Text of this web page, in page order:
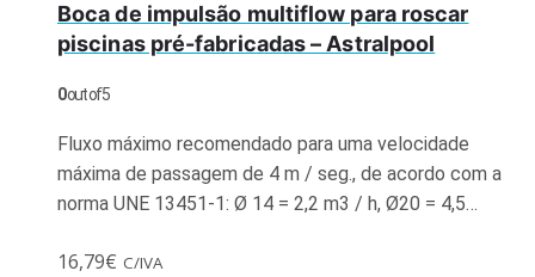
Boca de impulsão multiflow para roscar
piscinas pré-fabricadas – Astralpool
0out of 5
Fluxo máximo recomendado para uma velocidade
máxima de passagem de 4 m / seg., de acordo com a
norma UNE 13451-1: Ø 14 = 2,2 m3 / h, Ø20 = 4,5…
16,79€ C/IVA